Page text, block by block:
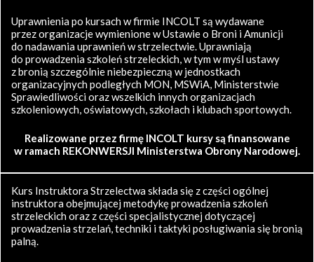
Uprawnienia po kursach w firmie INCOLT są wydawane
przez organizacje wymienione w Ustawie o Broni i Amunicji
do nadawania uprawnień w strzelectwie. Uprawniają
do prowadzenia szkoleń strzeleckich, w tym w myśl ustawy
z bronią szczególnie niebezpieczną w jednostkach
organizacyjnych podległych MON, MSWiA, Ministerstwie
Sprawiedliwości oraz wszelkich innych organizacjach
szkoleniowych, oświatowych, szkołach i klubach sportowych.
Realizowane przez firmę INCOLT kursy są finansowane
w ramach REKONWERSJI Ministerstwa Obrony Narodowej.
Kurs Instruktora Strzelectwa składa się z części ogólnej
instruktora obejmującej metodykę prowadzenia szkoleń
strzeleckich oraz z części specjalistycznej dotyczącej
prowadzenia strzelań, techniki i taktyki posługiwania się bronią
palną.